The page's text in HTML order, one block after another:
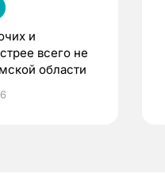
и
всего не
области